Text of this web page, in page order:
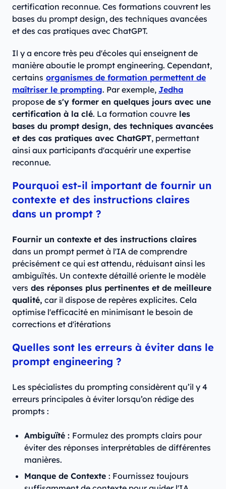
certification reconnue. Ces formations couvrent les
bases du prompt design, des techniques avancées
et des cas pratiques avec ChatGPT.
Il y a encore très peu d'écoles qui enseignent de
manière aboutie le prompt engineering. Cependant,
certains organismes de formation permettent de
maîtriser le prompting. Par exemple, Jedha
propose de s'y former en quelques jours avec une
certification à la clé. La formation couvre les
bases du prompt design, des techniques avancées
et des cas pratiques avec ChatGPT, permettant
ainsi aux participants d'acquérir une expertise
reconnue.
Pourquoi est-il important de fournir un
contexte et des instructions claires
dans un prompt ?
Fournir un contexte et des instructions claires
dans un prompt permet à l'IA de comprendre
précisément ce qui est attendu, réduisant ainsi les
ambiguïtés. Un contexte détaillé oriente le modèle
vers des réponses plus pertinentes et de meilleure
qualité, car il dispose de repères explicites. Cela
optimise l'efficacité en minimisant le besoin de
corrections et d'itérations
Quelles sont les erreurs à éviter dans le
prompt engineering ?
Les spécialistes du prompting considèrent qu’il y 4
erreurs principales à éviter lorsqu’on rédige des
prompts :
Ambiguïté : Formulez des prompts clairs pour
éviter des réponses interprétables de différentes
manières.
Manque de Contexte : Fournissez toujours